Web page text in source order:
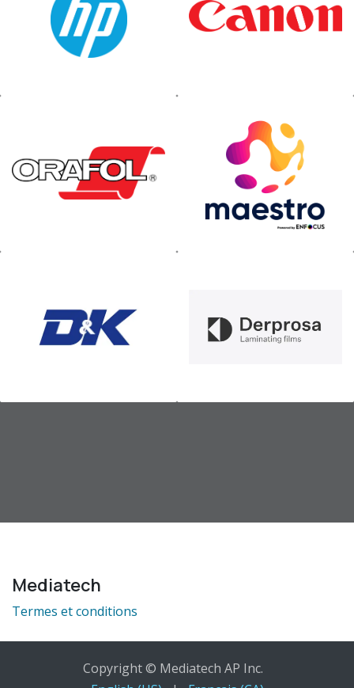
Mediatech
Termes et conditions
Copyright © Mediatech AP Inc.